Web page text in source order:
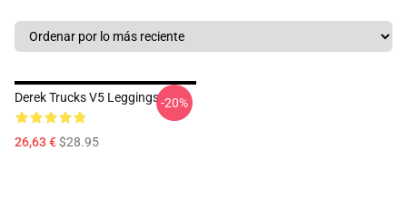
Derek Trucks V5 Leggings
26,63 €$28.95
-20%